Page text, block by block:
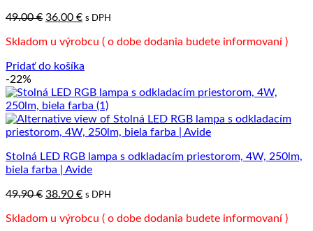
49.00€ Pôvodná
bola:
36.00 €Aktuálna
je:
s DPH
Skladom u výrobcu ( o dobe dodania budete informovaní )
Pridať do košíka
-22%
Stolná LED RGB lampa s odkladacím priestorom, 4W, 250lm,
biela farba | Avide
49.90€ Pôvodná
bola:
38.90 €Aktuálna
je:
s DPH
Skladom u výrobcu ( o dobe dodania budete informovaní )